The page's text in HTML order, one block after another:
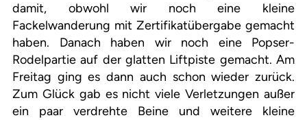
damit, obwohl wir noch eine kleine
Fackelwanderung mit Zertifikatübergabe gemacht
haben. Danach haben wir noch eine Popser-
Rodelpartie auf der glatten Liftpiste gemacht. Am
Freitag ging es dann auch schon wieder zurück.
Zum Glück gab es nicht viele Verletzungen außer
ein paar verdrehte Beine und weitere kleine